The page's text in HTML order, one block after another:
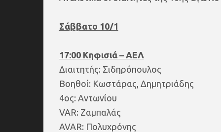
Σάββατο 10/1
17:00 Κηφισιά – ΑΕΛ
Διαιτητής: Σιδηρόπουλος
Βοηθοί: Κωστάρας, Δημητριάδης
4ος: Αντωνίου
VAR: Ζαμπαλάς
AVAR: Πολυχρόνης